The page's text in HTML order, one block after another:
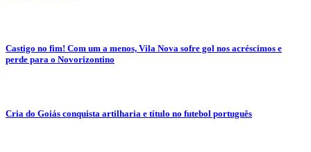
Castigo no fim! Com um a menos, Vila Nova sofre gol nos acréscimos e
perde para o Novorizontino
Cria do Goiás conquista artilharia e título no futebol português